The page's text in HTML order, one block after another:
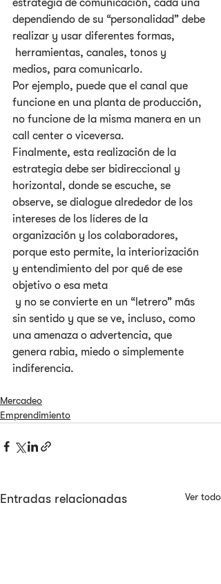
estrategia de comunicación, cada una
dependiendo de su “personalidad” debe
realizar y usar diferentes formas,
medios, para comunicarlo.
Por ejemplo, puede que el canal que
funcione en una planta de producción,
no funcione de la misma manera en un
call center o viceversa.
Finalmente, esta realización de la
estrategia debe ser bidireccional y
horizontal, donde se escuche, se
observe, se dialogue alrededor de los
intereses de los líderes de la
organización y los colaboradores,
porque esto permite, la interiorización
y entendimiento del por qué de ese
objetivo o esa meta
sin sentido y que se ve, incluso, como
una amenaza o advertencia, que
genera rabia, miedo o simplemente
indiferencia.
Mercadeo
Emprendimiento
Entradas relacionadas Ver todo